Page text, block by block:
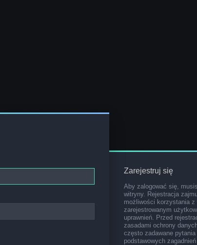
Zarejestruj się
Aby zalogować się,
witryny. Rejestracja
możliwości korzystania
zarejestrowanym
uprawnień. Przed
zasadami ochrony
często zadawane
podstawowych